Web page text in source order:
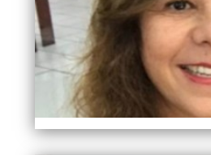
Norma Sueli Padilha –